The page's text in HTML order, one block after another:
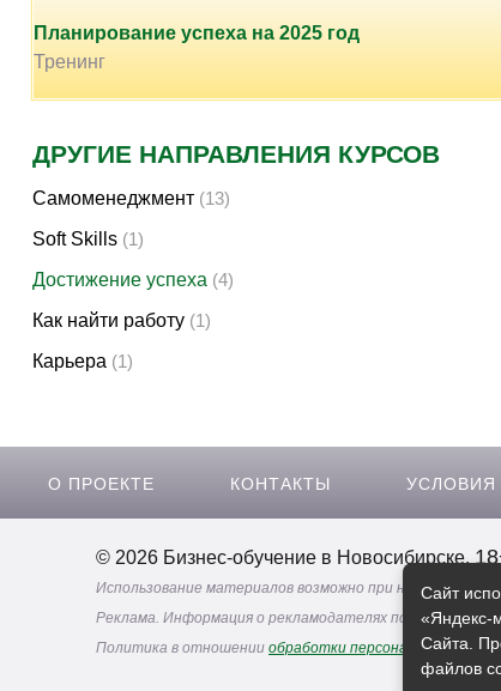
Планирование успеха на 2025 год
Тренинг
ДРУГИЕ НАПРАВЛЕНИЯ КУРСОВ
Самоменеджмент (13)
Soft Skills (1)
Достижение успеха (4)
Как найти работу (1)
Карьера (1)
О ПРОЕКТЕ КОНТАКТЫ УСЛОВИЯ
© 2026 Бизнес-обучение в Новосибирске.
Использование материалов возможно при наличии
Реклама. Информация о рекламодателях по ссылкам
Политика в отношении обработки персональных
Сайт
«Яндекс-
Сайта.
файлов